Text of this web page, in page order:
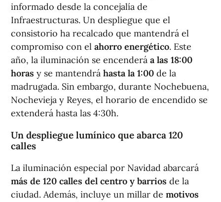
informado desde la concejalía de
Infraestructuras. Un despliegue que el
consistorio ha recalcado que mantendrá el
compromiso con el ahorro energético. Este
año, la iluminación se encenderá a las 18:00
horas y se mantendrá hasta la 1:00 de la
madrugada. Sin embargo, durante Nochebuena,
Nochevieja y Reyes, el horario de encendido se
extenderá hasta las 4:30h.
Un despliegue lumínico que abarca 120
calles
La iluminación especial por Navidad abarcará
más de 120 calles del centro y barrios de la
ciudad. Además, incluye un millar de motivos